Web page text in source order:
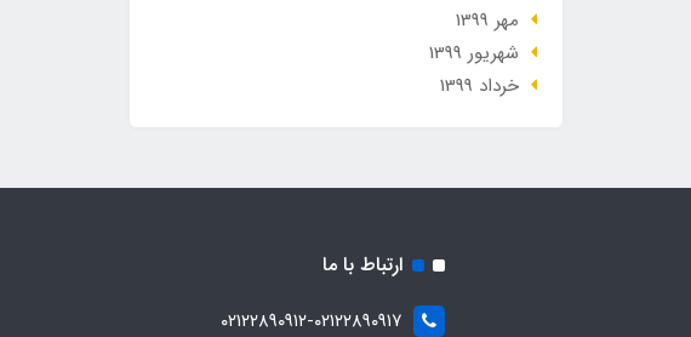
مهر 1399
شهریور 1399
خرداد 1399
ارتباط با ما
۰۲۱۲۲۸۹۰۹۱۲-۰۲۱۲۲۸۹۰۹۱۷